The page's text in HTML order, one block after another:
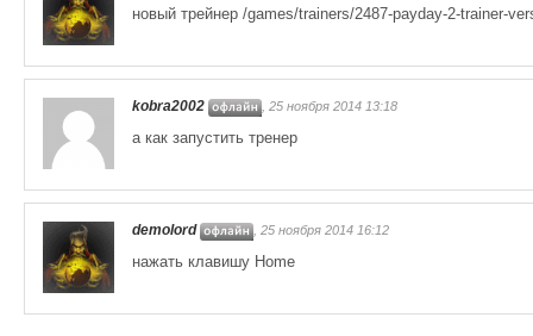
новый трейнер /games/trainers/2487-payday-2-trainer-
kobra2002 , 25 ноября 2014 13:18
а как запустить тренер
demolord , 25 ноября 2014 16:12
нажать клавишу Home